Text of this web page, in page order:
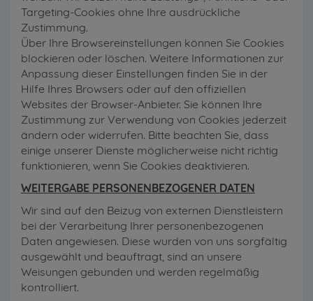
Targeting-Cookies ohne Ihre ausdrückliche
Zustimmung.
Über Ihre Browsereinstellungen können Sie Cookies
blockieren oder löschen. Weitere Informationen zur
Anpassung dieser Einstellungen finden Sie in der
Hilfe Ihres Browsers oder auf den offiziellen
Websites der Browser-Anbieter. Sie können Ihre
Zustimmung zur Verwendung von Cookies jederzeit
ändern oder widerrufen. Bitte beachten Sie, dass
einige unserer Dienste möglicherweise nicht richtig
funktionieren, wenn Sie Cookies deaktivieren.
WEITERGABE PERSONENBEZOGENER DATEN
Wir sind auf den Beizug von externen Dienstleistern
bei der Verarbeitung Ihrer personenbezogenen
Daten angewiesen. Diese wurden von uns sorgfältig
ausgewählt und beauftragt, sind an unsere
Weisungen gebunden und werden regelmäßig
kontrolliert.